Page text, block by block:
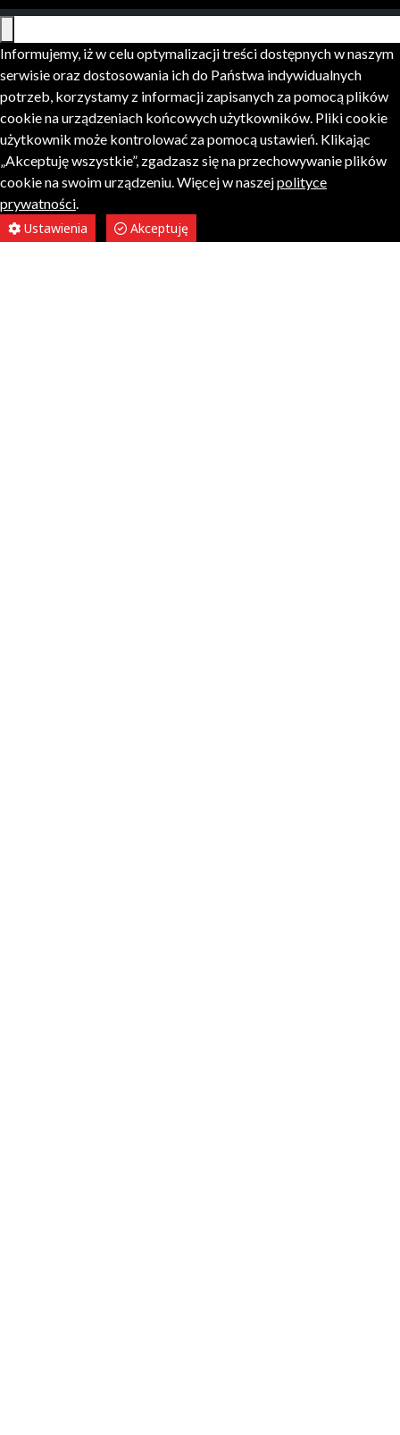
Informujemy, iż w celu optymalizacji treści dostępnych w naszym
serwisie oraz dostosowania ich do Państwa indywidualnych
potrzeb, korzystamy z informacji zapisanych za pomocą plików
cookie na urządzeniach końcowych użytkowników. Pliki cookie
użytkownik może kontrolować za pomocą ustawień. Klikając
„Akceptuję wszystkie”, zgadzasz się na przechowywanie plików
cookie na swoim urządzeniu. Więcej w naszejpolityce
prywatności.
Ustawienia
Akceptuję